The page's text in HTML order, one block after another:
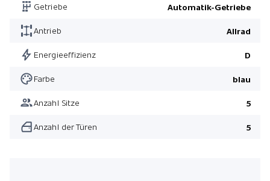
Getriebe Automatik-Getriebe
Antrieb Allrad
Energieeffizienz D
Farbe blau
Anzahl Sitze 5
Anzahl der Türen 5